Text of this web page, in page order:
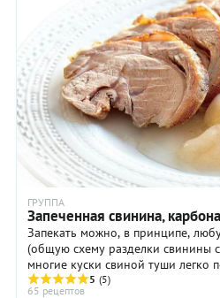
ГРУППА
Запеченная свинина,
Запекать можно, в принципе,
(общую схему разделки свинины
многие куски свиной туши легко
случилось, можно прибегнуть к ...
5 (5)
65 рецептов